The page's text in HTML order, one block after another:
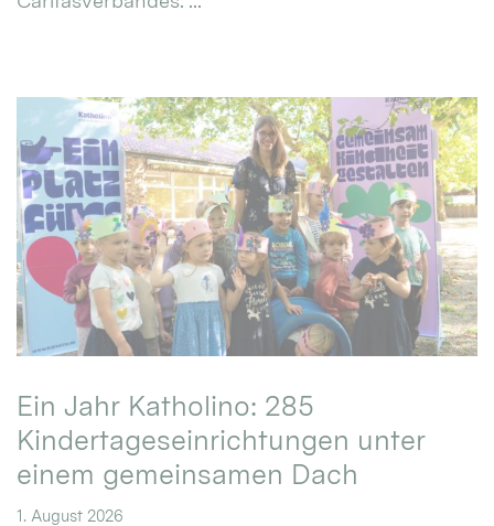
Ein Jahr Katholino: 285
Kindertageseinrichtungen unter
einem gemeinsamen Dach
1. August 2026